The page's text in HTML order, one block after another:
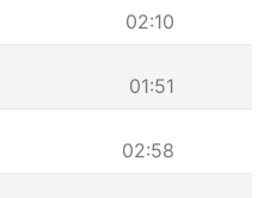
02:10
01:51
02:58